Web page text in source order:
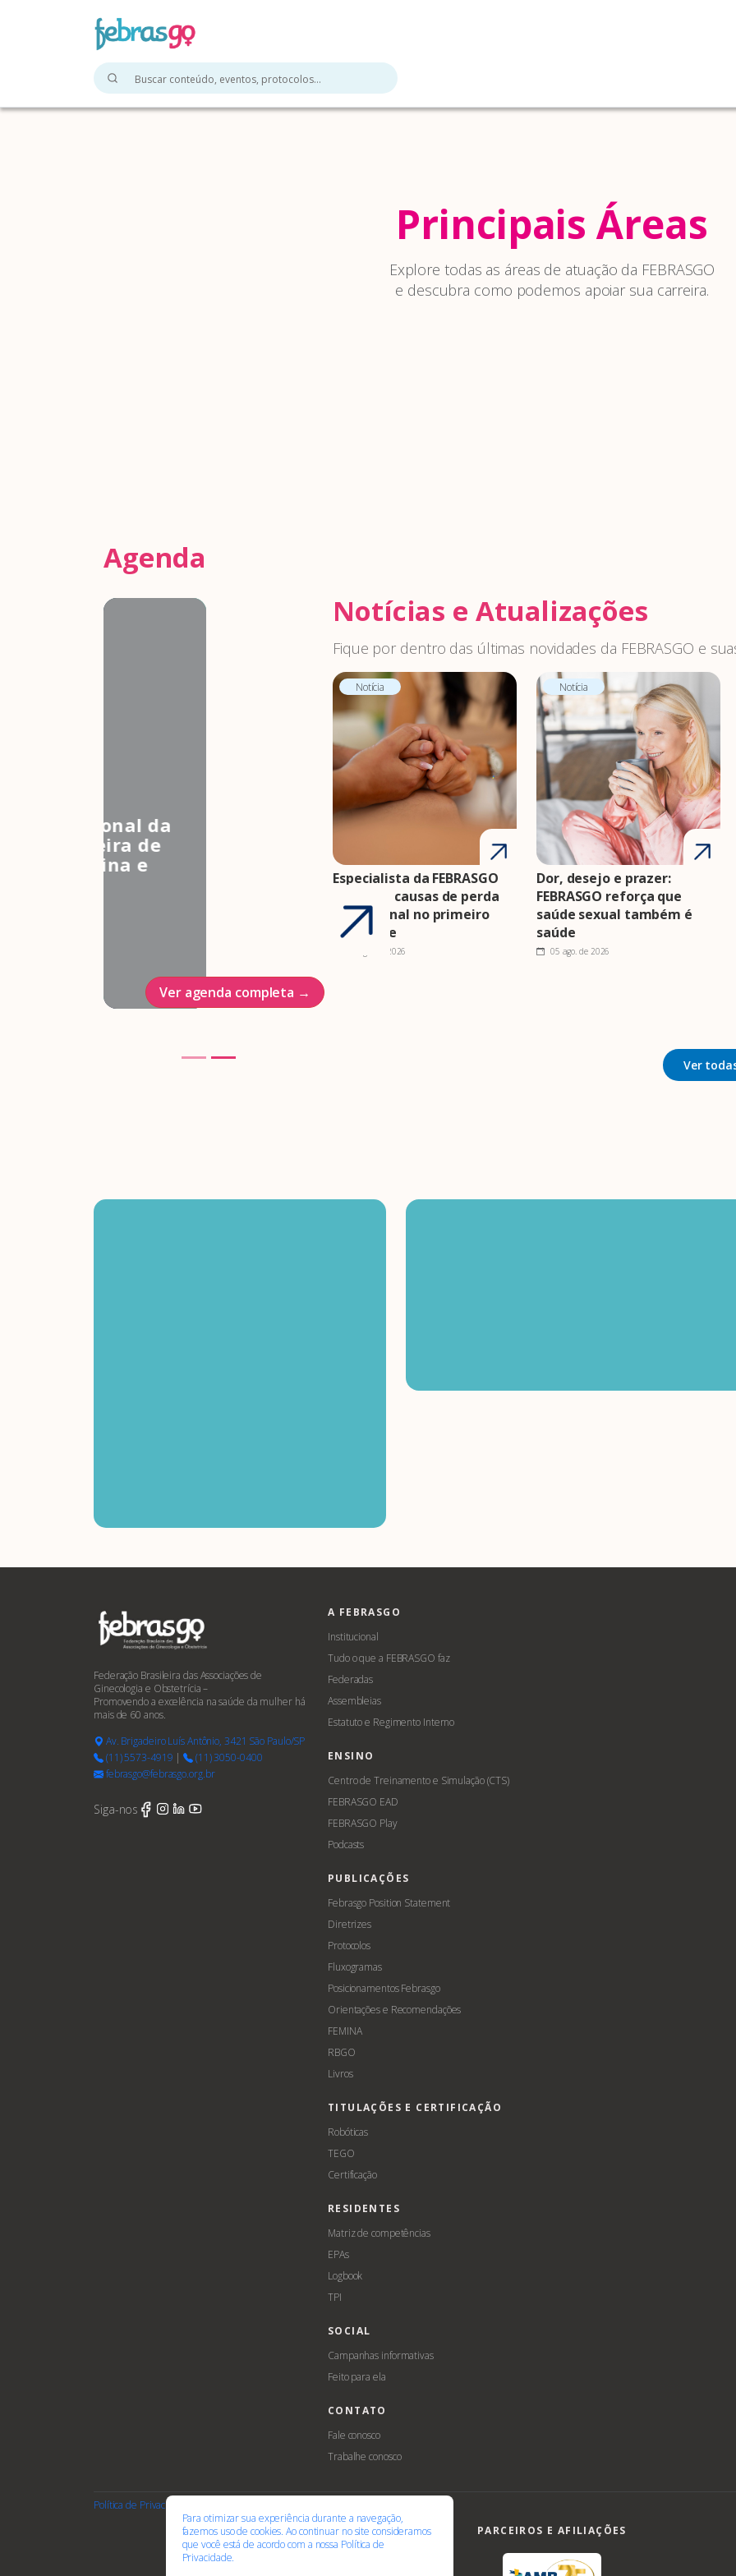
Principais Áreas
Explore todas as áreas de atuação da FEBRASGO
e descubra como podemos apoiar sua carreira.
Agenda
3º Congresso Nacional da
Associação Brasileira de
Estudos em Medicina e
Ver agenda completa →
Notícias e Atualizações
Fique por dentro das últimas novidades da FEBRASGO e
Notícia
Especialista da FEBRASGO
comenta causas de perda
gestacional no primeiro
trimestre
07 ago. de 2026
Notícia
Dor, desejo e prazer:
FEBRASGO reforça que
saúde sexual também é
saúde
05 ago. de 2026
Ver
Federação Brasileira das Associações de
Ginecologia e Obstetrícia –
Promovendo a excelência na saúde da mulher há
mais de 60 anos.
Av. Brigadeiro Luís Antônio, 3421 São Paulo/SP
(11) 5573-4919 |
(11) 3050-0400
febrasgo@febrasgo.org.br
Siga-nos
A FEBRASGO
Institucional
Tudo o que a FEBRASGO faz
Federadas
Assembleias
Estatuto e Regimento Interno
ENSINO
Centro de Treinamento e Simulação (CTS)
FEBRASGO EAD
FEBRASGO Play
Podcasts
PUBLICAÇÕES
Febrasgo Position Statement
Diretrizes
Protocolos
Fluxogramas
Posicionamentos Febrasgo
Orientações e Recomendações
FEMINA
RBGO
Livros
TITULAÇÕES E CERTIFICAÇÃO
Robóticas
TEGO
Certificação
RESIDENTES
Matriz de competências
EPAs
Logbook
TPI
SOCIAL
Campanhas informativas
Feito para ela
CONTATO
Fale conosco
Trabalhe conosco
Política de Privacidade
PARCEIROS E AFILIAÇÕES
Para otimizar sua experiência durante a navegação,
fazemos uso de cookies. Ao continuar no site consideramos
que você está de acordo com a nossa Política de
Privacidade.